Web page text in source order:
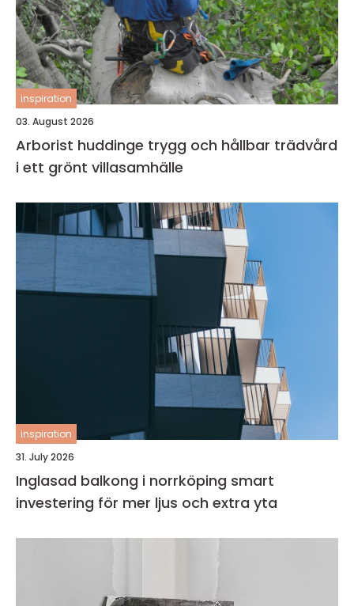
inspiration
03. August 2026
Arborist huddinge trygg och hållbar trädvård
i ett grönt villasamhälle
inspiration
31. July 2026
Inglasad balkong i norrköping smart
investering för mer ljus och extra yta